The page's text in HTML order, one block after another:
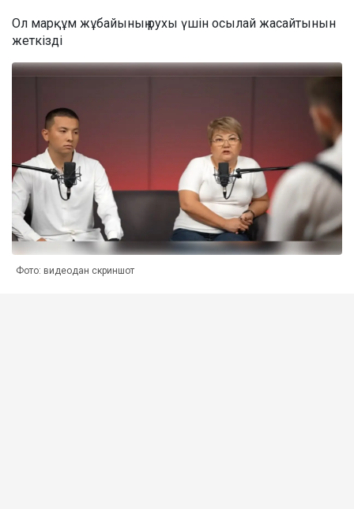
Ол марқұм жұбайының рухы үшін осылай жасайтынын
жеткізді
Фото: видеодан скриншот